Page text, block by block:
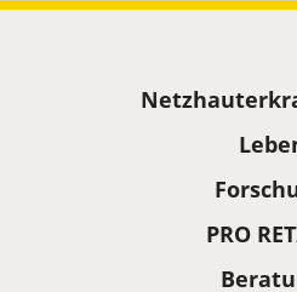
PRO